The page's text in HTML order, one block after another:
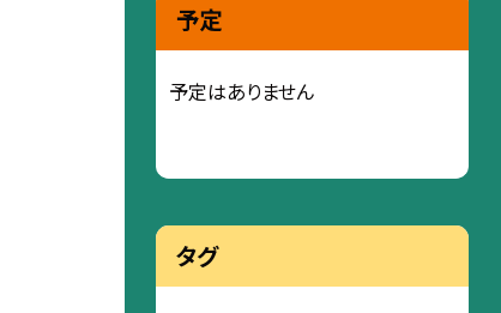
予定
予定はありません
タグ